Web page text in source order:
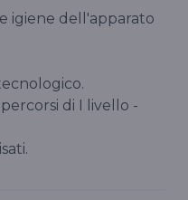
igiene dell'apparato
di I livello -